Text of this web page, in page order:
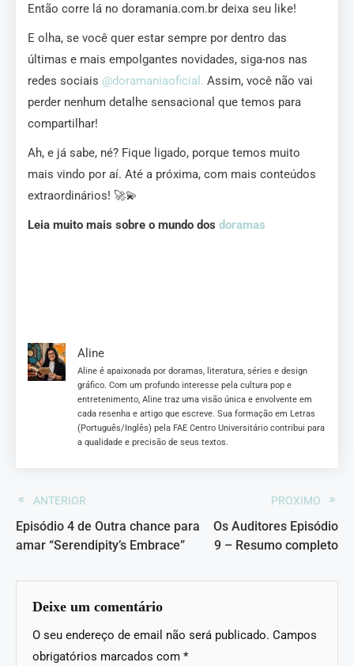
Então corre lá no doramania.com.br deixa seu like!
E olha, se você quer estar sempre por dentro das
últimas e mais empolgantes novidades, siga-nos nas
redes sociais @doramaniaoficial. Assim, você não vai
perder nenhum detalhe sensacional que temos para
compartilhar!
Ah, e já sabe, né? Fique ligado, porque temos muito
mais vindo por aí. Até a próxima, com mais conteúdos
extraordinários! 🚀💫
Leia muito mais sobre o mundo dos doramas
Aline
Aline é apaixonada por doramas, literatura, séries e design
gráfico. Com um profundo interesse pela cultura pop e
entretenimento, Aline traz uma visão única e envolvente em
cada resenha e artigo que escreve. Sua formação em Letras
(Português/Inglês) pela FAE Centro Universitário contribui para
a qualidade e precisão de seus textos.
ANTERIOR
Episódio 4 de Outra chance para
amar “Serendipity’s Embrace”
PROXIMO
Os Auditores Episódio
9 – Resumo completo
Deixe um comentário
O seu endereço de email não será publicado. Campos
obrigatórios marcados com *